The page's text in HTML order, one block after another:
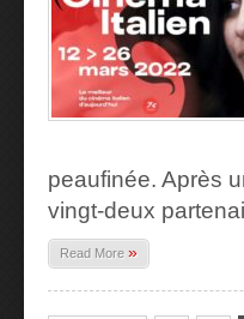
peaufinée. Après
vingt-deux
Read More »